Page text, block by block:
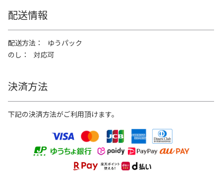
配送情報
配送方法
ゆうパック
のし
対応可
決済方法
下記の決済方法がご利用頂けます。